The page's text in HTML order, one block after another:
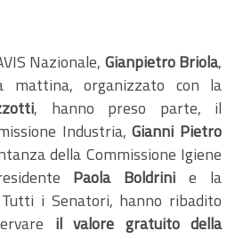
Nazionale, Gianpietro Briola,
mattina, organizzato con la
, hanno preso parte, il
Industria,Gianni Pietro
della Commissione Igiene
Paola Boldrini e la
i Senatori, hanno ribadito
il valore gratuito della